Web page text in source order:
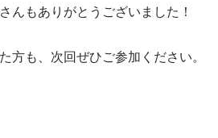
んもありがとうございました！
方も、次回ぜひご参加ください。